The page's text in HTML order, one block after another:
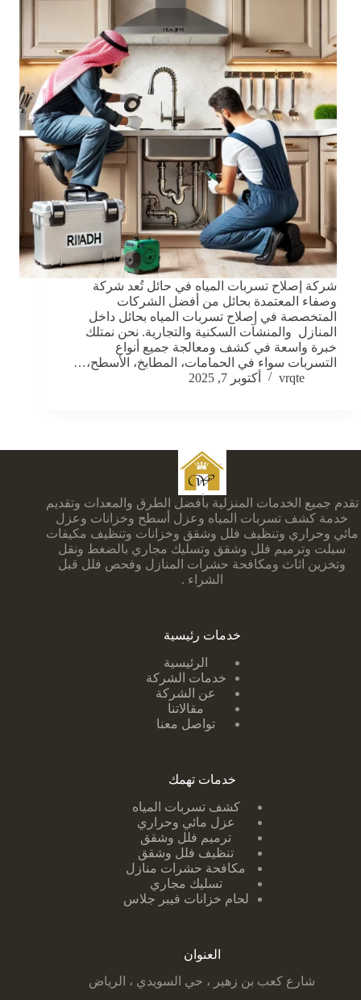
شركة إصلاح تسربات المياه في حائل تُعد شركة
وصفاء المعتمدة بحائل من أفضل الشركات
المتخصصة في إصلاح تسربات المياه بحائل داخل
المنازل والمنشآت السكنية والتجارية. نحن نمتلك
خبرة واسعة في كشف ومعالجة جميع أنواع
التسربات سواء في الحمامات، المطابخ، الأسطح،…
vrqte
أكتوبر 7, 2025
تقدم جميع الخدمات المنزلية بأفضل الطرق والمعدات وتقديم
خدمة كشف تسربات المياه وعزل أسطح وخزانات وعزل
مائي وحراري وتنظيف فلل وشقق وخزانات وتنظيف مكيفات
سبلت وترميم فلل وشقق وتسليك مجاري بالضغط ونقل
وتخزين اثاث ومكافحة حشرات المنازل وفحص فلل قبل
الشراء .
خدمات رئيسية
الرئيسية
خدمات الشركة
عن الشركة
مقالاتنا
تواصل معنا
خدمات تهمك
كشف تسربات ا لمياه
عزل مائي وحراري
ترميم فلل وشقق
تنظيف فلل وشقق
مكافحة حشرات منازل
تسليك مجاري
لحام خزانات فيبر جلاس
العنوان
شارع كعب بن زهير ، حي السويدي ، الرياض